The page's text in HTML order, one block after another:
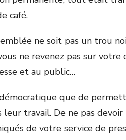
café.
ne soit pas un trou
ne revenez pas sur votre
et au public…
que de
travail. De ne pas
de votre service de